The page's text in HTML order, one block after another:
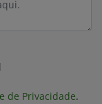
de Privacidade.